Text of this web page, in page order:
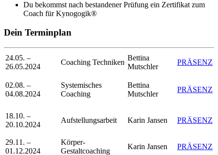
Du bekommst nach bestandener Prüfung ein Zertifikat zum
Coach für Kynogogik®
Dein Terminplan
24.05. –
26.05.2024
Coaching Techniken
Bettina
Mutschler
PRÄSENZ
02.08. –
04.08.2024
Systemisches
Coaching
Bettina
Mutschler
PRÄSENZ
18.10. –
20.10.2024
Aufstellungsarbeit Karin Jansen PRÄSENZ
29.11. –
01.12.2024
Körper-
Gestaltcoaching
Karin Jansen PRÄSENZ